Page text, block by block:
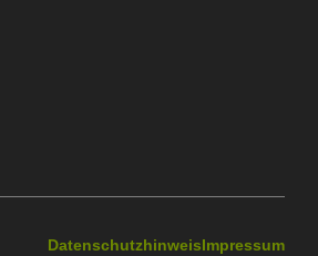
DatenschutzhinweisImpressum